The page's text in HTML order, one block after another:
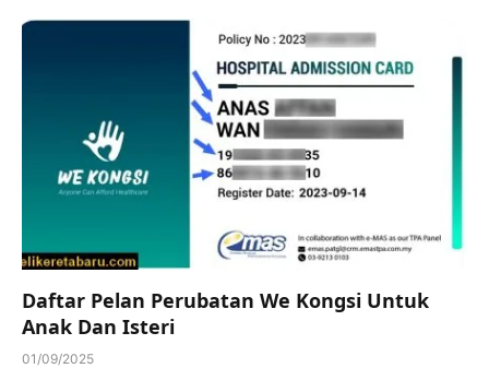
Daftar Pelan Perubatan We Kongsi Untuk
Anak Dan Isteri
01/09/2025